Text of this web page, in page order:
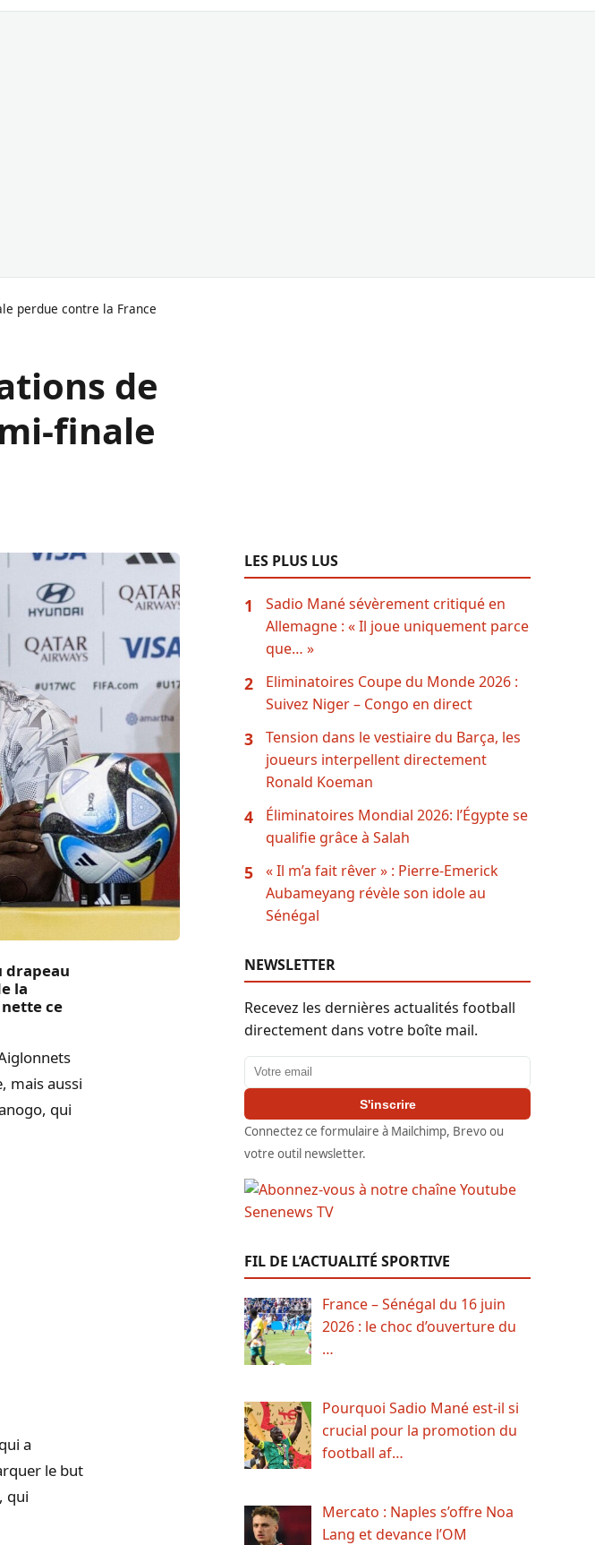
perdue contre la France
de
finale
drapeau
la
nette ce
mais aussi
qui
a
le but
qui
LES PLUS LUS
1
Sadio Mané sévèrement critiqué en
Allemagne : « Il joue uniquement parce
que… »
2
Eliminatoires Coupe du Monde 2026 :
Suivez Niger – Congo en direct
3
Tension dans le vestiaire du Barça, les
joueurs interpellent directement
Ronald Koeman
4
Éliminatoires Mondial 2026: l’Égypte se
qualifie grâce à Salah
5
« Il m’a fait rêver » : Pierre-Emerick
Aubameyang révèle son idole au
Sénégal
NEWSLETTER
Recevez les dernières actualités football
directement dans votre boîte mail.
Adresse email
S'inscrire
Connectez ce formulaire à Mailchimp, Brevo ou
votre outil newsletter.
FIL DE L’ACTUALITÉ SPORTIVE
France – Sénégal du 16 juin
2026 : le choc d’ouverture du
…
Pourquoi Sadio Mané est-il si
crucial pour la promotion du
football af…
Mercato : Naples s’offre Noa
Lang et devance l’OM